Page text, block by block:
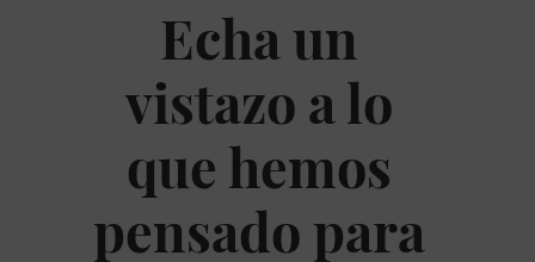
Echa un
vistazo a lo
que hemos
pensado para